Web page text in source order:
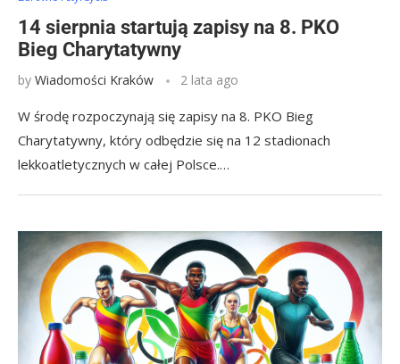
14 sierpnia startują zapisy na 8. PKO
Bieg Charytatywny
by Wiadomości Kraków 2 lata ago
W środę rozpoczynają się zapisy na 8. PKO Bieg
Charytatywny, który odbędzie się na 12 stadionach
lekkoatletycznych w całej Polsce.…